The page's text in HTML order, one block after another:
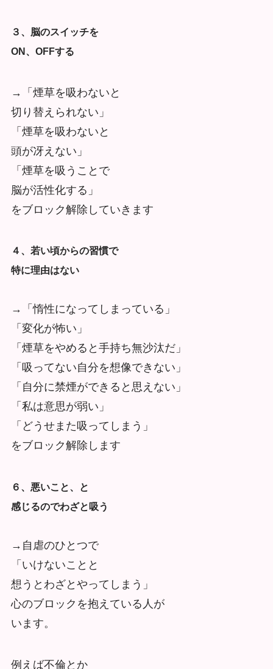
３、脳のスイッチを
ON、OFFする
→「煙草を吸わないと
切り替えられない」
「煙草を吸わないと
頭が冴えない」
「煙草を吸うことで
脳が活性化する」
をブロック解除していきます
４、若い頃からの習慣で
特に理由はない
→「惰性になってしまっている」
「変化が怖い」
「煙草をやめると手持ち無沙汰だ」
「吸ってない自分を想像できない」
「自分に禁煙ができると思えない」
「私は意思が弱い」
「どうせまた吸ってしまう」
をブロック解除します
６、悪いこと、と
感じるのでわざと吸う
→自虐のひとつで
「いけないことと
想うとわざとやってしまう」
心のブロックを抱えている人が
います。
例えば不倫とか